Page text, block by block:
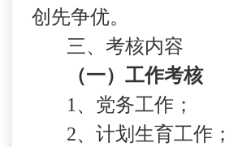
创先争优。
三、考核内容
（一）工作考核
1 、党务工作；
2、计划生育工作；